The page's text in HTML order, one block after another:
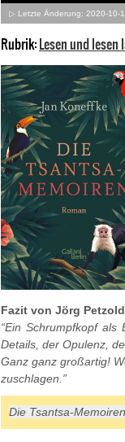
▷ Letzte Änderung: 2020-10-
Rubrik:Lesen und lesen
Fazit von Jörg
“Ein Schrumpfkopf
Details, der Opulenz,
Ganz ganz großartig!
zuschlagen.”
Die Tsantsa-Memoiren